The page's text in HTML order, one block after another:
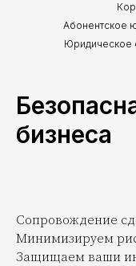
Абонентское
Юридическое
бизнеса
Сопровождение
Минимизируем
Защищаем ваши